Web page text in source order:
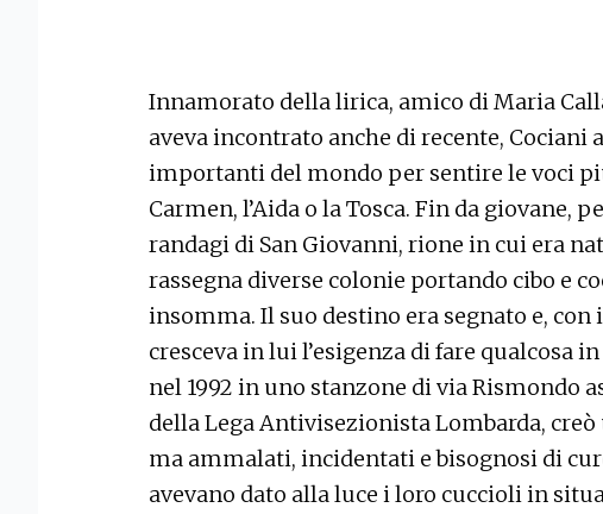
Innamorato della lirica, amico di Maria
aveva incontrato anche di recente,
importanti del mondo per sentire le voci
Carmen, l’Aida o la Tosca. Fin da giovane,
randagi di San Giovanni, rione in cui era
rassegna diverse colonie portando cibo e
insomma. Il suo destino era segnato e, con
cresceva in lui l’esigenza di fare qualcosa
nel 1992 in uno stanzone di via Rismondo
della Lega Antivisezionista Lombarda,
ma ammalati, incidentati e bisognosi di
avevano dato alla luce i loro cuccioli in